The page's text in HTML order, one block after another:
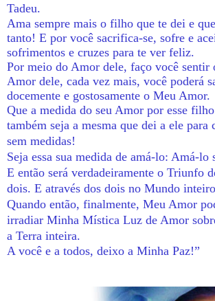
Tadeu.
Ama sempre mais o filho que te dei e
tanto! E por você sacrifica-se, sofre e
sofrimentos e cruzes para te ver feliz.
Por meio do Amor dele, faço você sentir
Amor dele, cada vez mais, você poderá
docemente e gostosamente o Meu Amor.
Que a medida do seu Amor por esse
também seja a mesma que dei a ele para
sem medidas!
Seja essa sua medida de amá-lo: Amá-lo
E então será verdadeiramente o Triunfo
dois. E através dos dois no Mundo
Quando então, finalmente, Meu Amor
irradiar Minha Mística Luz de Amor
a Terra inteira.
A você e a todos, deixo a Minha Paz!”